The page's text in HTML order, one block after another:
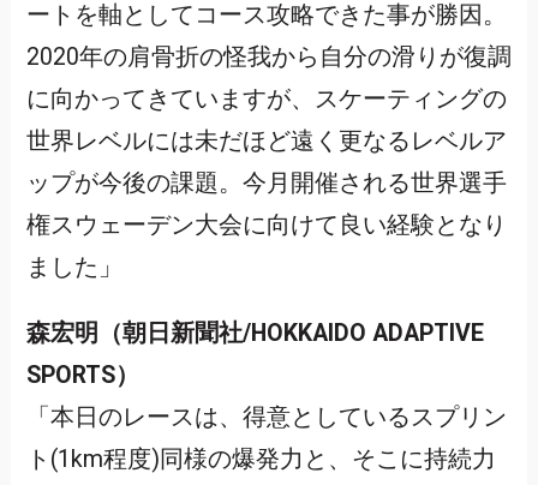
ートを軸としてコース攻略できた事が勝因。
2020年の肩骨折の怪我から自分の滑りが復調
に向かってきていますが、スケーティングの
世界レベルには未だほど遠く更なるレベルア
ップが今後の課題。今月開催される世界選手
権スウェーデン大会に向けて良い経験となり
ました」
森宏明（朝日新聞社/HOKKAIDO ADAPTIVE
SPORTS）
「本日のレースは、得意としているスプリン
ト(1km程度)同様の爆発力と、そこに持続力